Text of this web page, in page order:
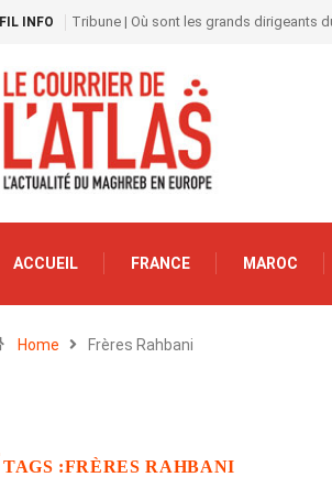
FIL INFO Tribune | Où sont les grands dirigeants
ACCUEIL FRANCE MAROC
Home Frères Rahbani
TAGS :FRÈRES RAHBANI